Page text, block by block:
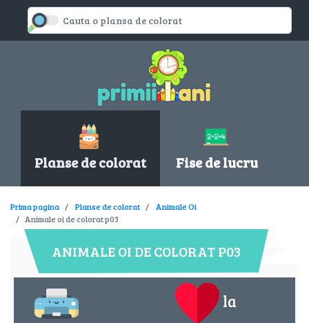
Planse de colorat Fise de lucru
Prima pagina Planse de colorat
Animale Oi
Animale oi de colorat p03
ANIMALE OI DE COLORAT P03
la